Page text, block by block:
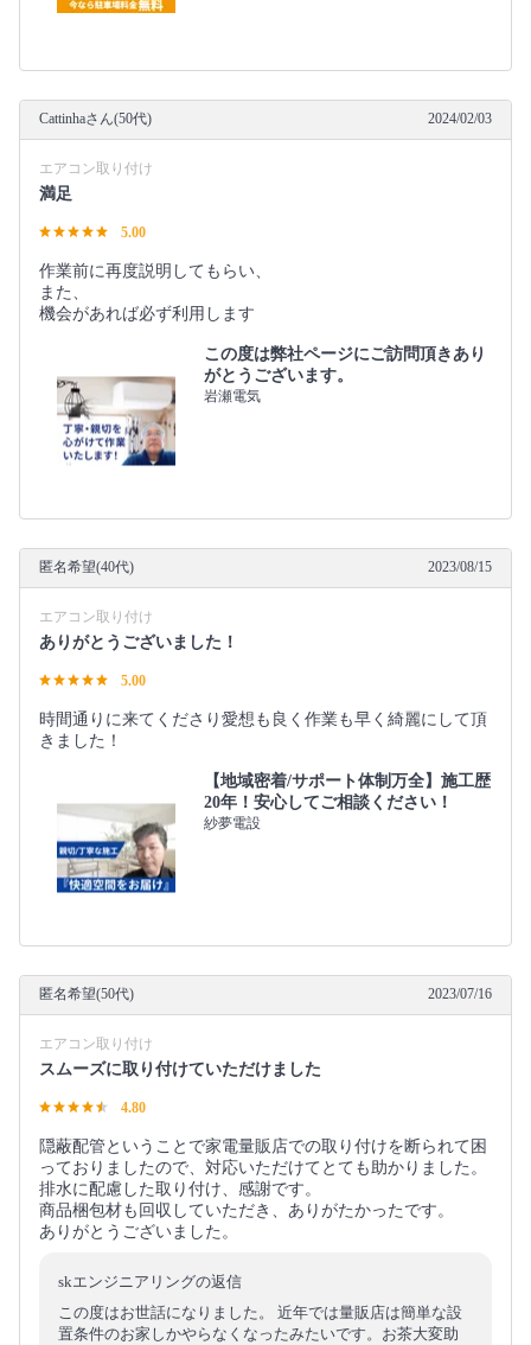
Cattinhaさん(50代) 2024/02/03
エアコン取り付け
満足
5.00
作業前に再度説明してもらい、
また、
機会があれば必ず利用します
この度は弊社ページにご訪問頂きあり
がとうございます。
岩瀬電気
匿名希望(40代) 2023/08/15
エアコン取り付け
ありがとうございました！
5.00
時間通りに来てくださり愛想も良く作業も早く綺麗にして頂
きました！
【地域密着/サポート体制万全】施工歴
20年！安心してご相談ください！
紗夢電設
匿名希望(50代) 2023/07/16
エアコン取り付け
スムーズに取り付けていただけました
4.80
隠蔽配管ということで家電量販店での取り付けを断られて困
っておりましたので、対応いただけてとても助かりました。
排水に配慮した取り付け、感謝です。
商品梱包材も回収していただき、ありがたかったです。
ありがとうございました。
skエンジニアリングの返信
この度はお世話になりました。 近年では量販店は簡単な設
置条件のお家しかやらなくなったみたいです。お茶大変助